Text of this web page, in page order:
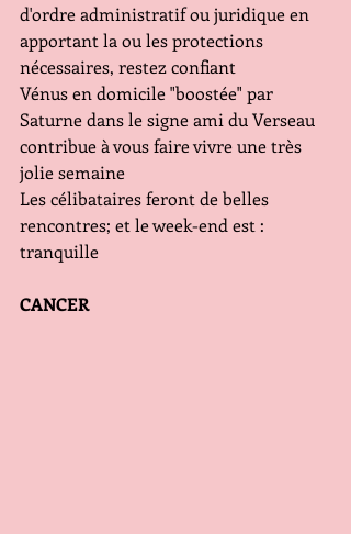
d'ordre administratif ou juridique en
apportant la ou les protections
nécessaires, restez confiant
Vénus en domicile "boostée" par
Saturne dans le signe ami du Verseau
contribue à vous faire vivre une très
jolie semaine
Les célibataires feront de belles
rencontres; et le week-end est :
tranquille
CANCER